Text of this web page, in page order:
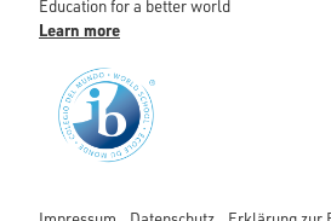
Education for a better world
Learn more